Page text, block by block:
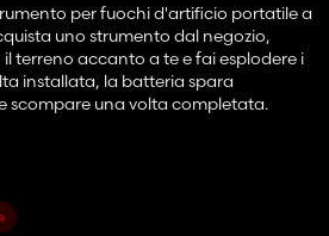
per fuochi d'artificio portatile a
uno strumento dal negozio,
terreno accanto a te e fai esplodere i
installata, la batteria spara
scompare una volta completata.